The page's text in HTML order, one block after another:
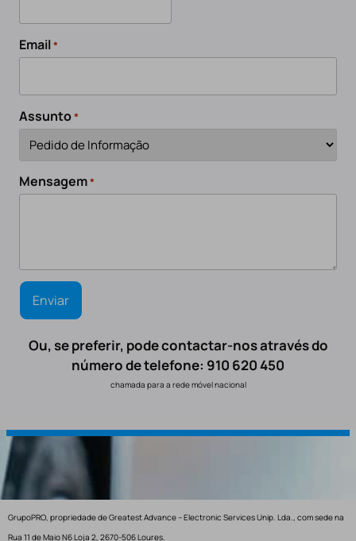
Email*
Assunto*
Mensagem*
Ou, se preferir, pode contactar-nos através do
número de telefone: 910 620 450
chamada para a rede móvel nacional
GrupoPRO, propriedade de Greatest Advance – Electronic Services Unip. Lda., com sede na
Rua 11 de Maio N6 Loja 2, 2670-506 Loures.